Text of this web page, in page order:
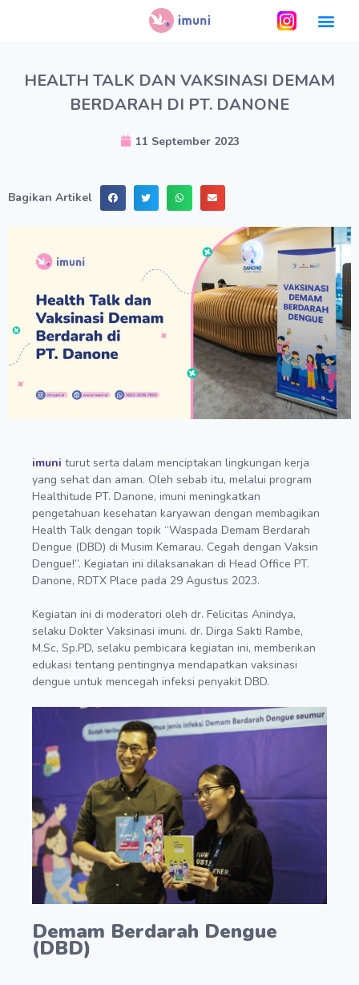
HEALTH TALK DAN VAKSINASI DEMAM
BERDARAH DI PT. DANONE
11 September 2023
Bagikan Artikel
imuni turut serta dalam menciptakan lingkungan kerja
yang sehat dan aman. Oleh sebab itu, melalui program
Healthitude PT. Danone, imuni meningkatkan
pengetahuan kesehatan karyawan dengan membagikan
Health Talk dengan topik “Waspada Demam Berdarah
Dengue (DBD) di Musim Kemarau. Cegah dengan Vaksin
Dengue!”. Kegiatan ini dilaksanakan di Head Office PT.
Danone, RDTX Place pada 29 Agustus 2023.
Kegiatan ini di moderatori oleh dr. Felicitas Anindya,
selaku Dokter Vaksinasi imuni. dr. Dirga Sakti Rambe,
M.Sc, Sp.PD, selaku pembicara kegiatan ini, memberikan
edukasi tentang pentingnya mendapatkan vaksinasi
dengue untuk mencegah infeksi penyakit DBD.
Demam Berdarah Dengue
(DBD)